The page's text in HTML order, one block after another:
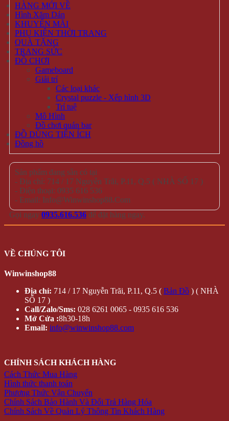
HÀNG MỚI VỀ
Hình Xăm Dán
KHUYẾN MÃI
PHỤ KIỆN THỜI TRANG
QUÀ TẶNG
TRANG SỨC
ĐỒ CHƠI
Gameboard
Giải trí
Các loại khác
Crystal puzzle - Xếp hình 3D
Trí tuệ
Mô Hình
Đồ chơi quán bar
ĐỒ DÙNG TIỆN ÍCH
Đồng hồ
Sản phẩm đang sẵn có tại
- Địa chỉ: 714 / 17 Nguyễn Trãi, P.11, Q.5 ( NHÀ SỐ 17 )
- Điện thoại: 0935 616 536
- Email: Info@Winwinshop88.Com
Gọi ngay 0935.616.536 để đặt hàng ngay.
VỀ CHÚNG TÔI
Winwinshop88
Địa chỉ: 714 / 17 Nguyễn Trãi, P.11, Q.5 ( Bản Đồ ) ( NHÀ
SỐ 17 )
Call/Zalo/Sms: 028 6261 0065 - 0935 616 536
Mở Cửa :8h30-18h
Email: info@winwinshop88.com
CHÍNH SÁCH KHÁCH HÀNG
Cách Thức Mua Hàng
Hình thức thanh toán
Phương Thức Vận Chuyển
Chính Sách Bảo Hành Và Đổi Trả Hàng Hóa
Chính Sách Về Quản Lý Thông Tin Khách Hàng